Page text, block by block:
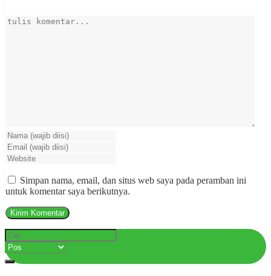
Simpan nama, email, dan situs web saya pada peramban ini
untuk komentar saya berikutnya.